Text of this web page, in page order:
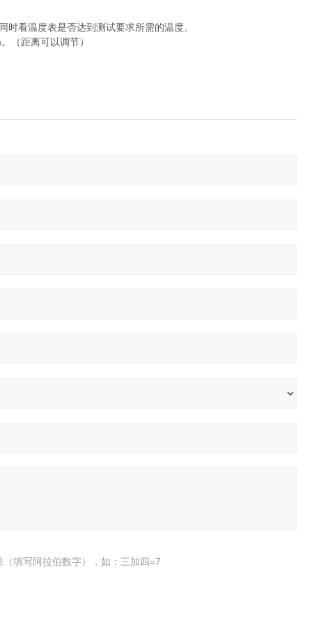
时看温度表是否达到测试要求所需的温度。
（距离可以调节）
（填写阿拉伯数字），如：三加四=7